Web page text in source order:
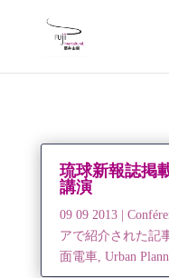
琉球新報誌掲
講演
09 09 2013|
アで紹介された記
面電車, Urban